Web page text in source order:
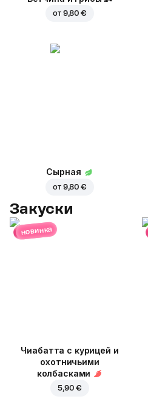
от 9,80 €
Сырная
от 9,80 €
Закуски
новинка
Чиабатта с курицей и
охотничьими
колбасками
5,90 €